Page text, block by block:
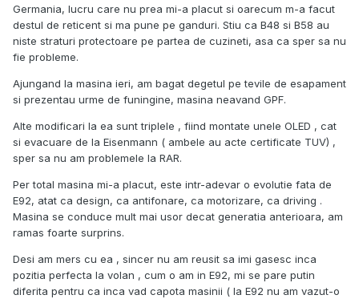
Germania, lucru care nu prea mi-a placut si oarecum m-a facut
destul de reticent si ma pune pe ganduri. Stiu ca B48 si B58 au
niste straturi protectoare pe partea de cuzineti, asa ca sper sa nu
fie probleme.
Ajungand la masina ieri, am bagat degetul pe tevile de esapament
si prezentau urme de funingine, masina neavand GPF.
Alte modificari la ea sunt triplele , fiind montate unele OLED , cat
si evacuare de la Eisenmann ( ambele au acte certificate TUV) ,
sper sa nu am problemele la RAR.
Per total masina mi-a placut, este intr-adevar o evolutie fata de
E92, atat ca design, ca antifonare, ca motorizare, ca driving .
Masina se conduce mult mai usor decat generatia anterioara, am
ramas foarte surprins.
Desi am mers cu ea , sincer nu am reusit sa imi gasesc inca
pozitia perfecta la volan , cum o am in E92, mi se pare putin
diferita pentru ca inca vad capota masinii ( la E92 nu am vazut-o